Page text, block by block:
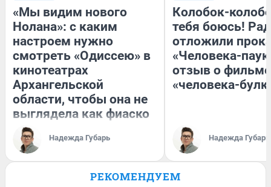
«Мы видим нового
Нолана»: с каким
настроем нужно
смотреть «Одиссею» в
кинотеатрах
Архангельской
области, чтобы она не
выглядела как фиаско
Надежда Губарь
Колобок-
тебя боюсь!
отложили
«Человека-
отзыв о
«человека-
Надежда Губарь
РЕКОМЕНДУЕМ